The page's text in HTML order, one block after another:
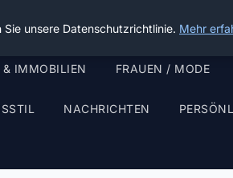
IMMOBILIEN FRAUEN / MODE
NACHRICHTEN
unsere Datenschutzrichtlinie. Mehr